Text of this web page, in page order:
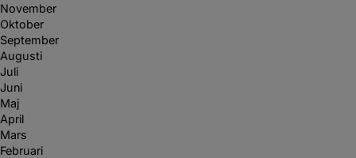
November
Oktober
September
Augusti
Juli
Juni
Maj
April
Mars
Februari